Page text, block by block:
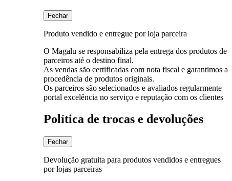
Fechar
Produto vendido e entregue por loja parceira
O Magalu se responsabiliza pela entrega dos produtos de
parceiros até o destino final.
As vendas são certificadas com nota fiscal e garantimos a
procedência de produtos originais.
Os parceiros são selecionados e avaliados regularmente
portal excelência no serviço e reputação com os clientes
Política de trocas e devoluções
Fechar
Devolução gratuita para produtos vendidos e entregues
por lojas parceiras